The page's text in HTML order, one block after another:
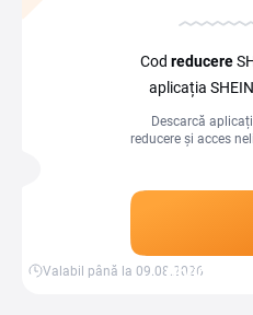
reducere SHEIN, magazinul
cei care caută să își
moderne articole vestimentare.
Cod reducere
aplicația
reducere
Descarcă
reducere și acces
Obține un
Valabil până la 09.08.2026